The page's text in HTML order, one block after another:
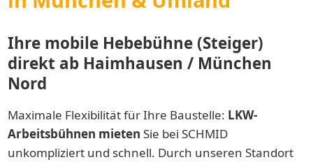
Ihre mobile Hebebühne (Steiger)
direkt ab Haimhausen / München
Nord
Maximale Flexibilität für Ihre Baustelle: LKW-
Arbeitsbühnen mieten Sie bei SCHMID
unkompliziert und schnell. Durch unseren Standort